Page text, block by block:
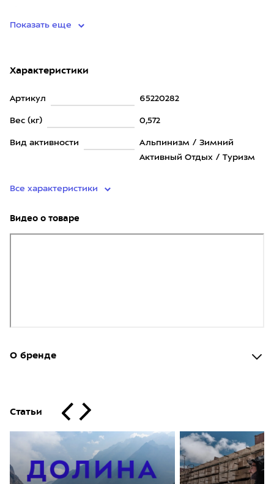
Показать еще
Характеристики
Артикул 65220282
Вес (кг) 0,572
Вид активности
Альпинизм / Зимний
Активный Отдых / Туризм
Все характеристики
Видео о товаре
О бренде
Статьи